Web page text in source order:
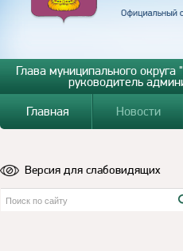
Глава муниципального
руководитель
Главная
Новости
Версия для слабовидящих